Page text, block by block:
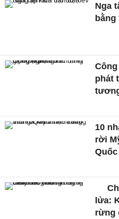
Nga
bằng
phát
10
rời
Quốc
lửa:
rừng